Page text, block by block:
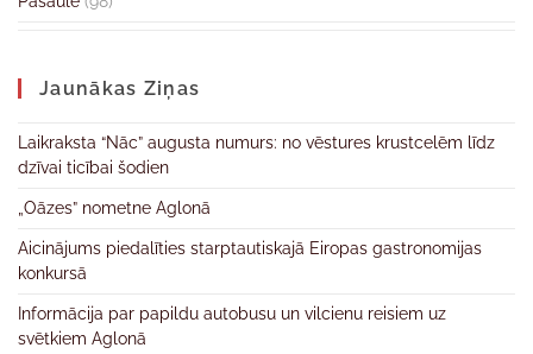
Jaunākas Ziņas
Laikraksta “Nāc” augusta numurs: no vēstures krustcelēm līdz
dzīvai ticībai šodien
„Oāzes” nometne Aglonā
Aicinājums piedalīties starptautiskajā Eiropas gastronomijas
konkursā
Informācija par papildu autobusu un vilcienu reisiem uz
svētkiem Aglonā